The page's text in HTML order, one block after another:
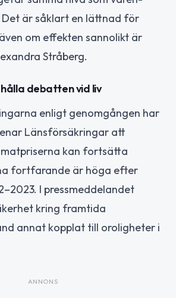
Det är såklart en lättnad för
om effekten sannolikt är
Stråberg.
debatten vid liv
enligt genomgången har
Länsförsäkringar att
matpriserna kan fortsätta
fortfarande är höga efter
I pressmeddelandet
kring framtida
annat kopplat till oroligheter i
ANNONS